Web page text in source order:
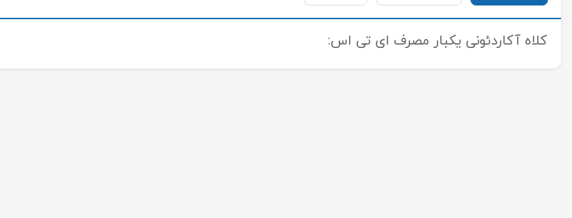
کلاه آکاردئونی یکبار مصرف ای تی اس: